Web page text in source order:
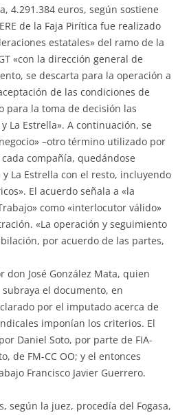
4.291.384 euros, según sostiene
de la Faja Pirítica fue realizado
estatales» del ramo de la
«con la dirección general de
se descarta para la operación a
de las condiciones de
para la toma de decisión las
La Estrella». A continuación, se
–otro término utilizado por
compañía, quedándose
La Estrella con el resto, incluyendo
El acuerdo señala a «la
como «interlocutor válido»
«La operación y seguimiento
por acuerdo de las partes,
don José González Mata, quien
el documento, en
por el imputado acerca de
imponían los criterios. El
Daniel Soto, por parte de FIA-
de FM-CC OO; y el entonces
Francisco Javier Guerrero.
según la juez, procedía del Fogasa,